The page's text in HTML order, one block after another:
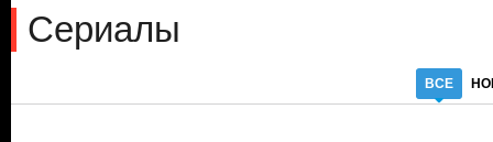
Сериалы
ВСЕ